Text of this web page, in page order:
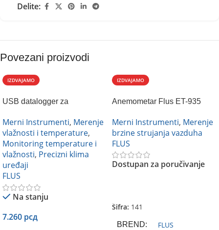
Delite:
Povezani proizvodi
IZDVAJAMO
USB datalogger za
vazduha Flus ET-176
Merni Instrumenti, Merenje
vlažnosti i temperature,
Monitoring temperature i
vlažnosti, Precizni klima
uređaji
FLUS
Na stanju
7.260 рсд
IZDVAJAMO
Anemometar Flus ET-935
Merni Instrumenti, Merenje
brzine strujanja vazduha
FLUS
Dostupan za poručivanje
Šifra: 141
BREND FLUS